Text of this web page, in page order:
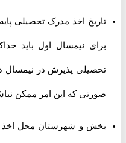
تاریخ اخذ مدرک تحصیلی پایه
صورتی که این امر ممکن
بخش و شهرستان محل اخذ